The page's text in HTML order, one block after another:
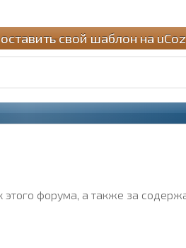
свой шаблон на uCoz
форума, а также за